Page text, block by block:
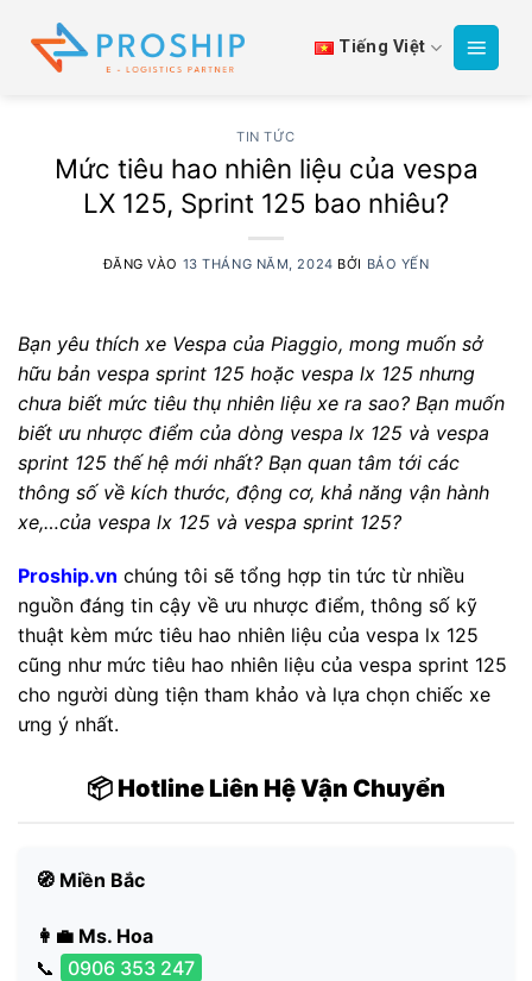
qua
Tiếng Việt
TIN TỨC
Mức tiêu hao nhiên liệu của vespa
LX 125, Sprint 125 bao nhiêu?
ĐĂNG VÀO 13 THÁNG NĂM, 2024 BỞI BẢO YẾN
Bạn yêu thích xe Vespa của Piaggio, mong muốn sở
hữu bản vespa sprint 125 hoặc vespa lx 125 nhưng
chưa biết mức tiêu thụ nhiên liệu xe ra sao? Bạn muốn
biết ưu nhược điểm của dòng vespa lx 125 và vespa
sprint 125 thế hệ mới nhất? Bạn quan tâm tới các
thông số về kích thước, động cơ, khả năng vận hành
xe,…của vespa lx 125 và vespa sprint 125?
Proship.vn chúng tôi sẽ tổng hợp tin tức từ nhiều
nguồn đáng tin cậy về ưu nhược điểm, thông số kỹ
thuật kèm mức tiêu hao nhiên liệu của vespa lx 125
cũng như mức tiêu hao nhiên liệu của vespa sprint 125
cho người dùng tiện tham khảo và lựa chọn chiếc xe
ưng ý nhất.
📦 Hotline Liên Hệ Vận Chuyển
🧭 Miền Bắc
👩‍💼 Ms. Hoa
📞
0906 353 247